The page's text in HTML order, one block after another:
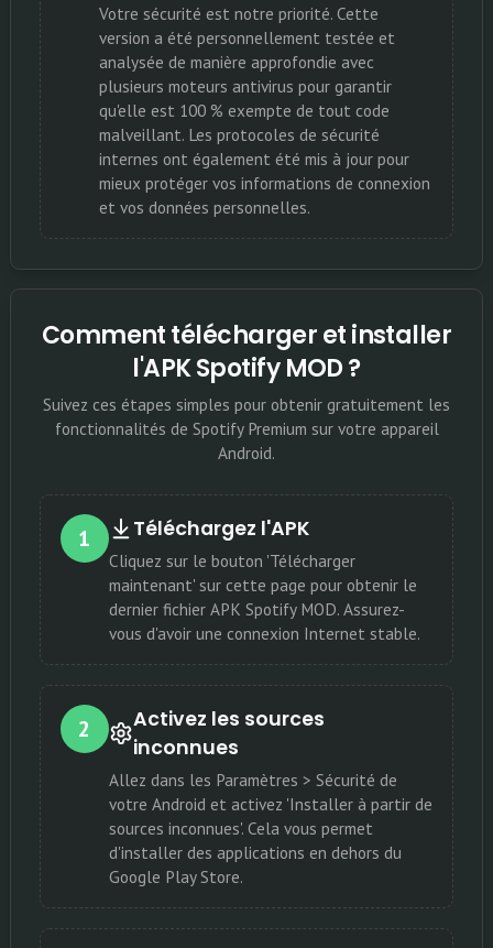
Votre sécurité est notre priorité. Cette
version a été personnellement testée et
analysée de manière approfondie avec
plusieurs moteurs antivirus pour garantir
qu'elle est 100 % exempte de tout code
malveillant. Les protocoles de sécurité
internes ont également été mis à jour pour
mieux protéger vos informations de connexion
et vos données personnelles.
Comment télécharger et installer
l'APK Spotify MOD ?
Suivez ces étapes simples pour obtenir gratuitement les
fonctionnalités de Spotify Premium sur votre appareil
Android.
1 Téléchargez l'APK
Cliquez sur le bouton 'Télécharger
maintenant' sur cette page pour obtenir le
dernier fichier APK Spotify MOD. Assurez-
vous d'avoir une connexion Internet stable.
2
Activez les sources
inconnues
Allez dans les Paramètres > Sécurité de
votre Android et activez 'Installer à partir de
sources inconnues'. Cela vous permet
d'installer des applications en dehors du
Google Play Store.